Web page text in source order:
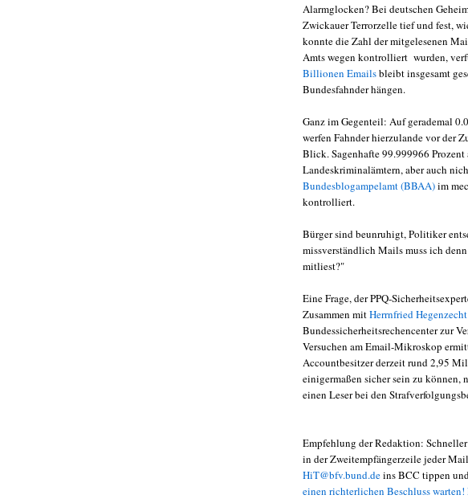
Alarmglocken? Bei deutschen
Zwickauer Terrorzelle tief und fest,
konnte die Zahl der mitgelesenen
Amts wegen kontrolliert wurden,
Billionen Emailsbleibt insgesamt
Bundesfahnder hängen.
Ganz im Gegenteil: Auf gerademal
werfen Fahnder hierzulande vor der
Blick. Sagenhafte 99.999966
Landeskriminalämtern, aber auch
Bundesblogampelamt (BBAA)im
kontrolliert.
Bürger sind beunruhigt, Politiker
missverständlich Mails muss ich
mitliest?"
Eine Frage, der PPQ-
Zusammen mitHerrnfried
Bundessicherheitsrechencenter zur
Versuchen am Email-Mikroskop
Accountbesitzer derzeit rund 2,95
einigermaßen sicher sein zu können,
einen Leser bei den
Empfehlung der Redaktion:
in der Zweitempfängerzeile jeder
HiT@bfv.bund.deins BCC tippen
einen richterlichen Beschluss warten!